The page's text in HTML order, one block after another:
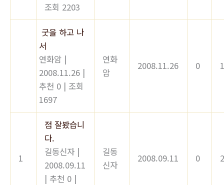
조회 2203
굿을 하고 나
서
연화암 |
2008.11.26 |
추천 0 | 조회
1697
연화
암
2008.11.26 0
1
점 잘봤습니
다.
길동신자 |
2008.09.11
| 추천 0 |
길동
신자
2008.09.11 0